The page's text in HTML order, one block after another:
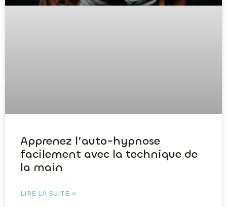
Apprenez l’auto-hypnose
facilement avec la technique de
la main
LIRE LA SUITE »